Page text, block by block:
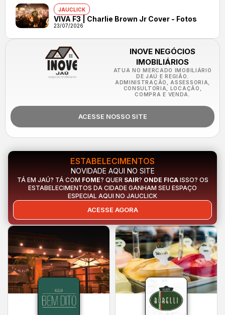
JAUCLICK
VIVA F3 | Charlie Brown Jr Cover - Fotos
23/07/2026
INOVE NEGÓCIOS
IMOBILIÁRIOS
ATUA NO MERCADO IMOBILIÁRIO
DE JAÚ E REGIÃO.
ADMINISTRAÇÃO, ASSESSORIA,
CONSULTORIA, LOCAÇÃO,
COMPRA E VENDA.
ACESSE NOSSO SITE
ESTABELECIMENTOS
NOVIDADE AQUI NO SITE
TÁ EM JAÚ? TÁ COM FOME? QUER SAIR? ONDE FICAISSO? OS
ESTABELECIMENTOS DA CIDADE GANHAM SEU ESPAÇO
ESPECIAL AQUI NO JAUCLICK
ACESSE AGORA